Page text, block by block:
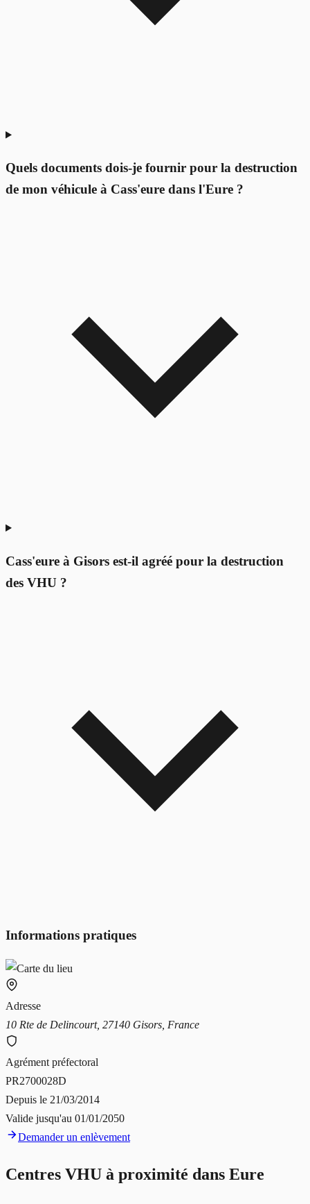
Quels documents dois-je fournir pour la destruction
de mon véhicule à Cass'eure dans l'Eure ?
Cass'eure à Gisors est-il agréé pour la destruction
des VHU ?
Informations pratiques
Adresse
10 Rte de Delincourt, 27140 Gisors, France
Agrément préfectoral
PR2700028D
Depuis le 21/03/2014
Valide jusqu'au 01/01/2050
Demander un enlèvement
Centres VHU à proximité dans Eure